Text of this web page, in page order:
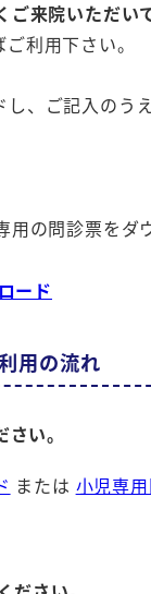
ご来院いただい
利用下さい。
、ご記入のう
用の問診票をダ
ード
用の流れ
い。
または 小児専